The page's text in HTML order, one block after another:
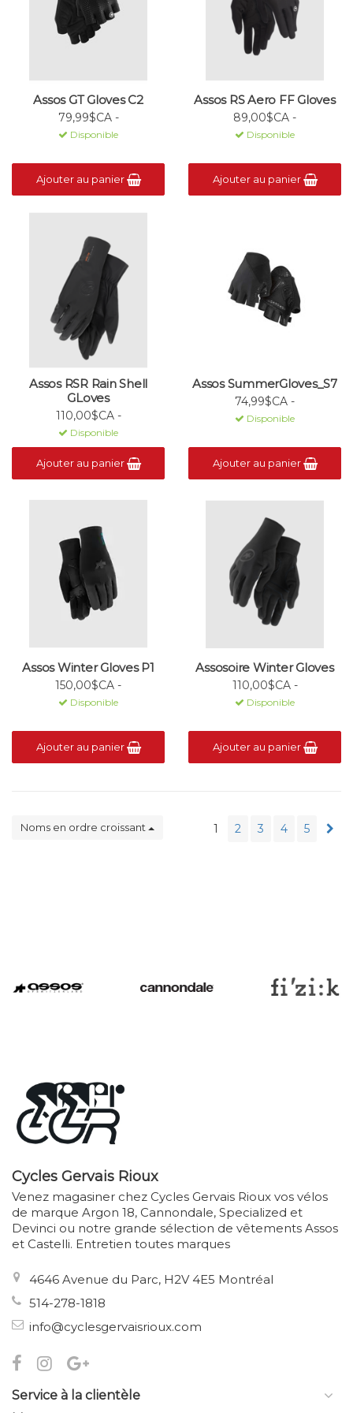
Assos GT Gloves C2
79,99$CA -
Disponible
Ajouter au panier
Assos RS Aero FF Gloves
89,00$CA -
Disponible
Ajouter au panier
Assos RSR Rain Shell
GLoves
110,00$CA -
Disponible
Ajouter au panier
Assos SummerGloves_S7
74,99$CA -
Disponible
Ajouter au panier
Assos Winter Gloves P1
150,00$CA -
Disponible
Ajouter au panier
Assosoire Winter Gloves
110,00$CA -
Disponible
Ajouter au panier
Noms en ordre croissant 1 2 3 4 5
Cycles Gervais Rioux
Venez magasiner chez Cycles Gervais Rioux vos vélos
de marque Argon 18, Cannondale, Specialized et
Devinci ou notre grande sélection de vêtements Assos
et Castelli. Entretien toutes marques
4646 Avenue du Parc, H2V 4E5 Montréal
514-278-1818
info@cyclesgervaisrioux.com
Service à la clientèle